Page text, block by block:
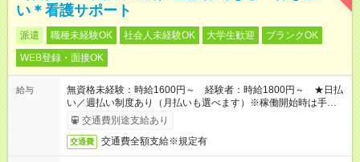
い＊看護サポート
派遣 職種未経験OK 社会人未経験OK 大学生歓迎
ブランクOK
WEB登録・面接OK
給与
無資格未経験：時給1600円～ 経験者：時給1800円～ ★日払
い／週払い制度あり（月払いも選べます）※稼働開始時は手続き
完了次第のお支払いとなります。
交通費別途支給あり
交通費 交通費全額支給※規定有